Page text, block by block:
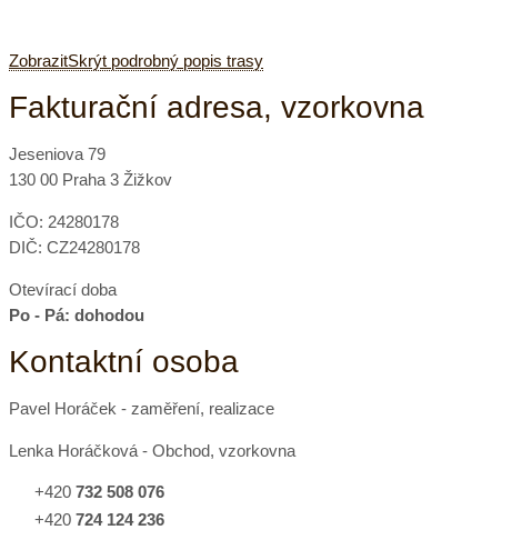
ZobrazitSkrýt podrobný popis trasy
Fakturační adresa, vzorkovna
Jeseniova 79
130 00 Praha 3 Žižkov
IČO: 24280178
DIČ: CZ24280178
Otevírací doba
Po - Pá: dohodou
Kontaktní osoba
Pavel Horáček - zaměření, realizace
Lenka Horáčková - Obchod, vzorkovna
+420 732 508 076
+420 724 124 236